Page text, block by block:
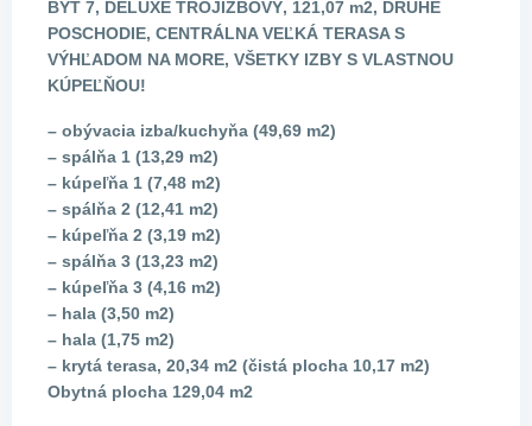
BYT 7, DELUXE TROJIZBOVÝ, 121,07 m2, DRUHÉ
POSCHODIE, CENTRÁLNA VEĽKÁ TERASA S
VÝHĽADOM NA MORE, VŠETKY IZBY S VLASTNOU
KÚPEĽŇOU!
– obývacia izba/kuchyňa (49,69 m2)
– spálňa 1 (13,29 m2)
– kúpeľňa 1 (7,48 m2)
– spálňa 2 (12,41 m2)
– kúpeľňa 2 (3,19 m2)
– spálňa 3 (13,23 m2)
– kúpeľňa 3 (4,16 m2)
– hala (3,50 m2)
– hala (1,75 m2)
– krytá terasa, 20,34 m2 (čistá plocha 10,17 m2)
Obytná plocha 129,04 m2